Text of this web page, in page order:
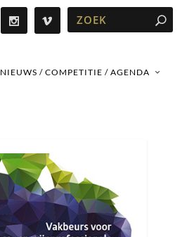
NIEUWS / COMPETITIE / AGENDA